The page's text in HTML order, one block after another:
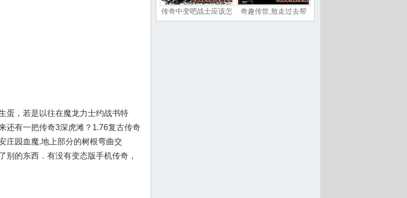
蛋，若是以往在魔龙力士约战书特
还有一把传奇3深虎滩？1.76复古传奇
庄园血魔.地上部分的树根弯曲交
的东西．有没有变态版手机传奇，
传奇中变吧战士应该怎 奇趣传世,敖走过去帮